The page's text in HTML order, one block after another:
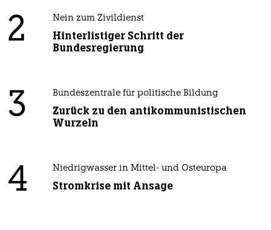
2 Nein zum Zivildienst
Hinterlistiger Schritt der
Bundesregierung
3 Bundeszentrale für politische Bildung
Zurück zu den antikommunistischen
Wurzeln
4 Niedrigwasser in Mittel- und Osteuropa
Stromkrise mit Ansage